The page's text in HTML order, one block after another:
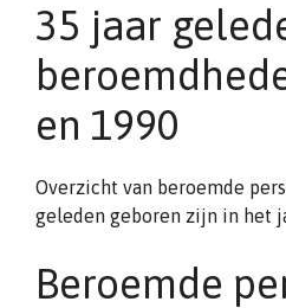
35 jaar
en 1990
Overzicht van beroemde
geleden geboren zijn in het
Beroemde